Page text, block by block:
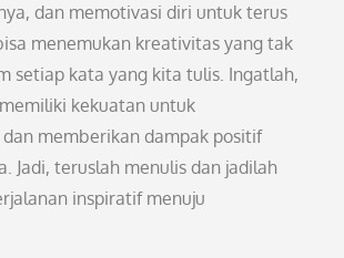
dan memotivasi diri untuk terus
menemukan kreativitas yang tak
setiap kata yang kita tulis. Ingatlah,
kekuatan untuk
memberikan dampak positif
Jadi, teruslah menulis dan jadilah
inspiratif menuju